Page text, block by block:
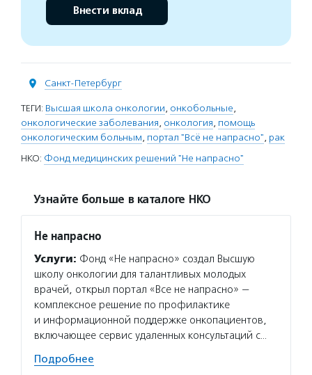
Внести вклад
Санкт-Петербург
ТЕГИ: Высшая школа онкологии, онкобольные,
онкологические заболевания, онкология, помощь
онкологическим больным, портал "Всё не напрасно", рак
НКО: Фонд медицинских решений "Не напрасно"
Узнайте больше в каталоге НКО
Не напрасно
Услуги: Фонд «Не напрасно» создал Высшую
школу онкологии для талантливых молодых
врачей, открыл портал «Все не напрасно» —
комплексное решение по профилактике
и информационной поддержке онкопациентов,
включающее сервис удаленных консультаций с…
Подробнее